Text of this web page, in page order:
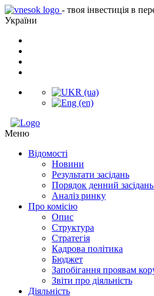
- твоя інвестиція в
України
Меню
Відомості
Новини
Результати засідань
Порядок денний засідань
Аналіз ринку
Про комісію
Опис
Структура
Стратегія
Кадрова політика
Бюджет
Запобігання проявам
Звіти про діяльність
Діяльність